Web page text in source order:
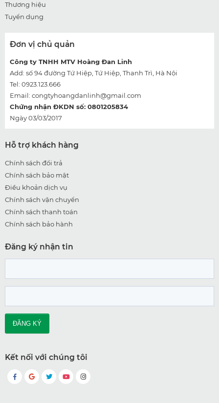
Thương hiệu
Tuyển dụng
Đơn vị chủ quản
Công ty TNHH MTV Hoàng Đan Linh
Add: số 94 đường Tứ Hiệp, Tứ Hiệp, Thanh Trì, Hà Nội
Tel: 0923.123.666
Email: congtyhoangdanlinh@gmail.com
Chứng nhận ĐKDN số: 0801205834
Ngày 03/03/2017
Hỗ trợ khách hàng
Chính sách đổi trả
Chính sách bảo mật
Điều khoản dịch vụ
Chính sách vận chuyển
Chính sách thanh toán
Chính sách bảo hành
Đăng ký nhận tin
Kết nối với chúng tôi